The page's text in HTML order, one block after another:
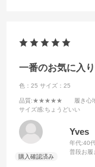
一番のお気に入り
色：25 サイズ：25
品質:★★★★★ 履き心
サイズ感:ちょうどいい
Yves
年代:40代
普段お履